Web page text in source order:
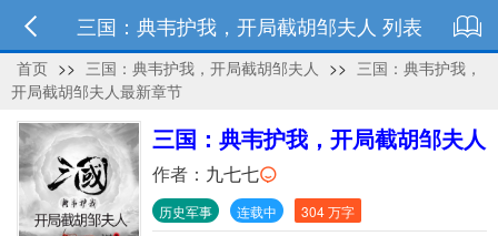
三国：典韦护我，开局截胡邹夫人 列表
首页 >> 三国：典韦护我，开局截胡邹夫人 >> 三国：典韦护我，
开局截胡邹夫人最新章节
三国：典韦护我，开局截胡邹夫人
作者： 九七七
历史军事 连载中 304 万字